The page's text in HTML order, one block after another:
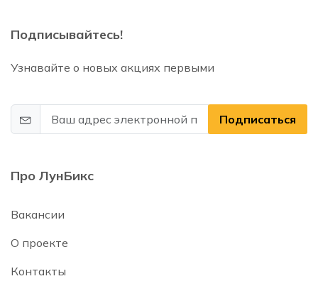
Подписывайтесь!
Узнавайте о новых акциях первыми
Подписаться
Про ЛунБикс
Вакансии
О проекте
Контакты